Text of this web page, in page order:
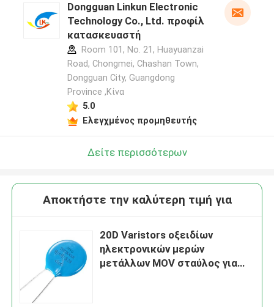
Dongguan Linkun Electronic
Technology Co., Ltd. προφίλ
κατασκευαστή
Room 101, No. 21, Huayuanzai
Road, Chongmei, Chashan Town,
Dongguan City, Guangdong
Province ,Κίνα
5.0
Ελεγχμένος προμηθευτής
Δείτε περισσότερων
Αποκτήστε την καλύτερη τιμή για
20D Varistors οξειδίων
ηλεκτρονικών μερών
μετάλλων MOV σταύλος για